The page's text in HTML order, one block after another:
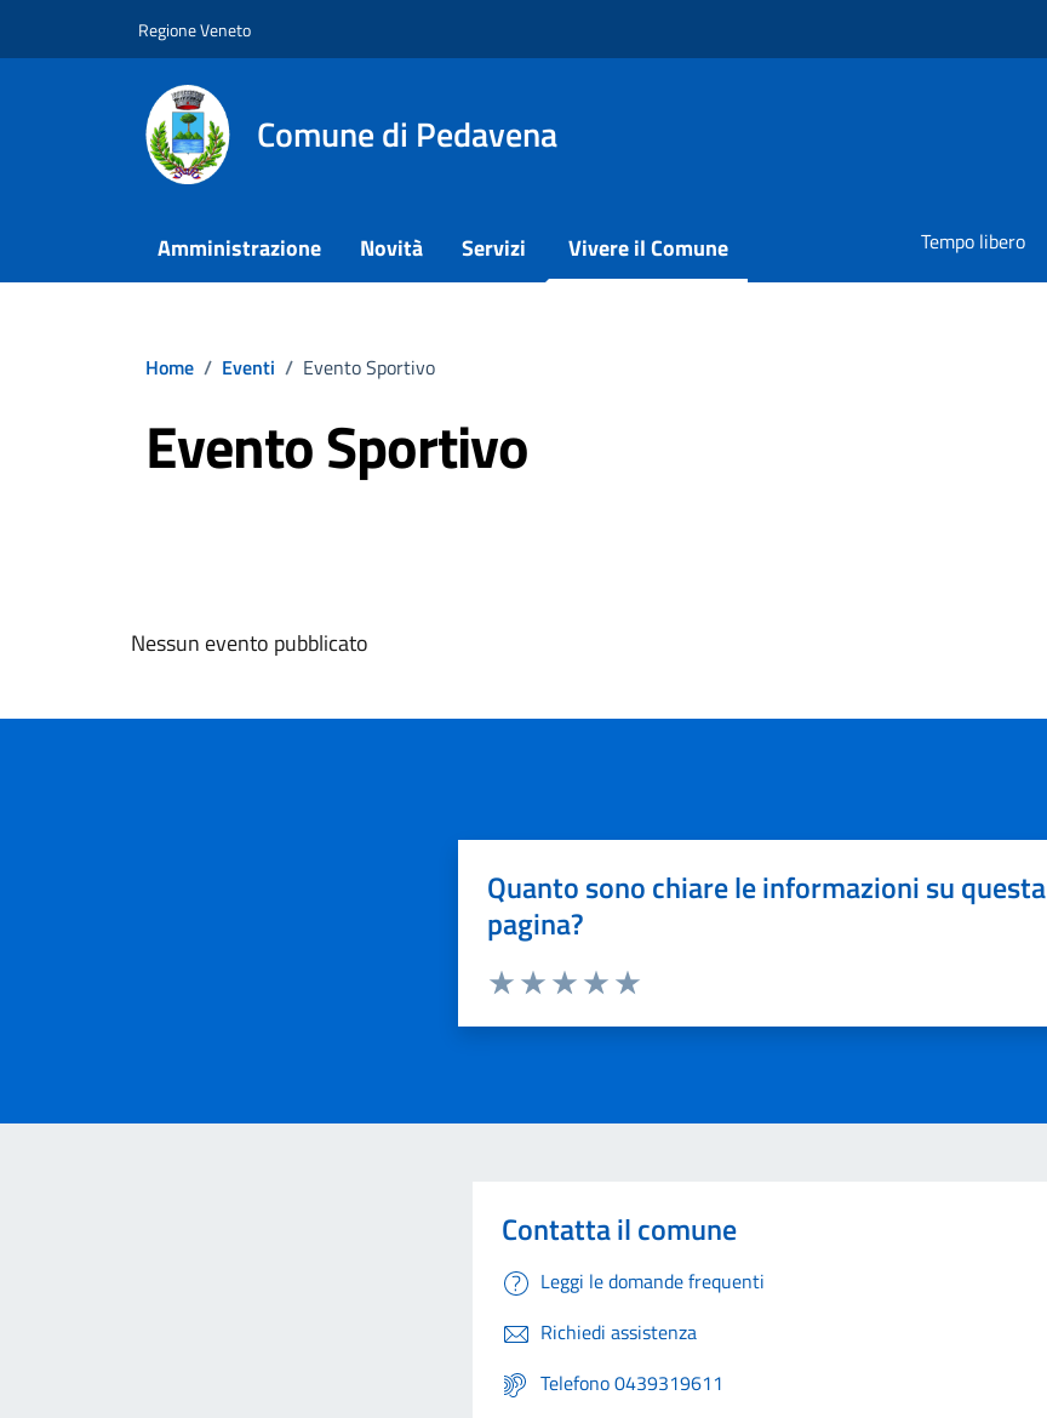
Regione Veneto
Comune di Pedavena
Amministrazione Novità Servizi Vivere il Comune Tempo libero
Home / Eventi / Evento Sportivo
Evento Sportivo
Nessun evento pubblicato
Quanto sono chiare le informazioni su questa
pagina?
Contatta il comune
Leggi le domande frequenti
Richiedi assistenza
Telefono 0439319611